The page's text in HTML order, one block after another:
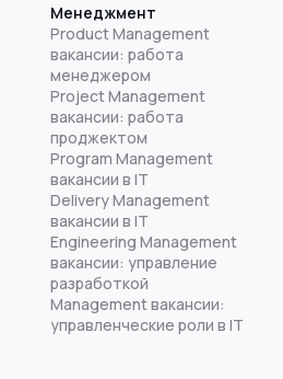
Менеджмент
Product Management
вакансии: работа
менеджером
Project Management
вакансии: работа
проджектом
Program Management
вакансии в IT
Delivery Management
вакансии в IT
Engineering Management
вакансии: управление
разработкой
Management вакансии:
управленческие роли в IT